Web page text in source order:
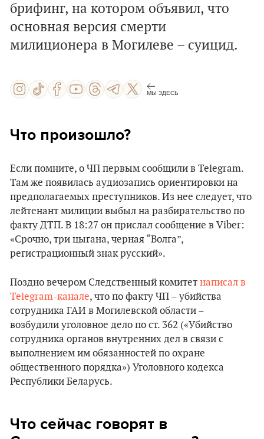
брифинг, на котором объявил, что
основная версия смерти
милиционера в Могилеве – суицид.
МЫ ЗДЕСЬ
Что произошло?
Если помните, о ЧП первым сообщили в Telegram.
Там же появилась аудиозапись ориентировки на
предполагаемых преступников. Из нее следует, что
лейтенант милиции выбыл на разбирательство по
факту ДТП. В 18:27 он прислал сообщение в Viber:
«Срочно, три цыгана, черная “Волга”,
регистрационный знак русский».
Поздно вечером Следственный комитет написал в
Telegram-канале, что по факту ЧП – убийства
сотрудника ГАИ в Могилевской области –
возбудили уголовное дело по ст. 362 («Убийство
сотрудника органов внутренних дел в связи с
выполнением им обязанностей по охране
общественного порядка») Уголовного кодекса
Республики Беларусь.
Что сейчас говорят в